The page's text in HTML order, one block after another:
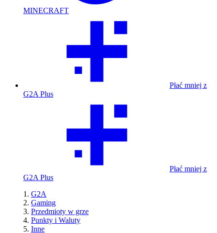
MINECRAFT
Płać mniej z
G2A Plus
Płać mniej z
G2A Plus
G2A
Gaming
Przedmioty w grze
Punkty i Waluty
Inne